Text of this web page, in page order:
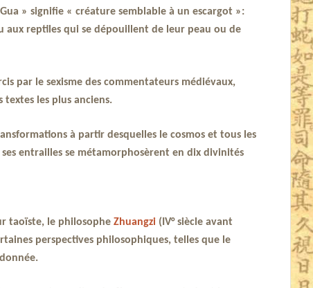
» signifie « créature semblable à un escargot »:
reptiles qui se dépouillent de leur peau ou de
par le sexisme des commentateurs médiévaux,
textes les plus anciens.
à partir desquelles le cosmos et tous les
entrailles se métamorphosèrent en dix divinités
taoïste, le philosopheZhuangzi (IV° siècle avant
perspectives philosophiques, telles que le